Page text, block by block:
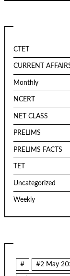
CTET
CURRENT
Monthly
NCERT
NET CLASS
PRELIMS
PRELIMS FACTS
TET
Uncategorized
Weekly
# #2 May